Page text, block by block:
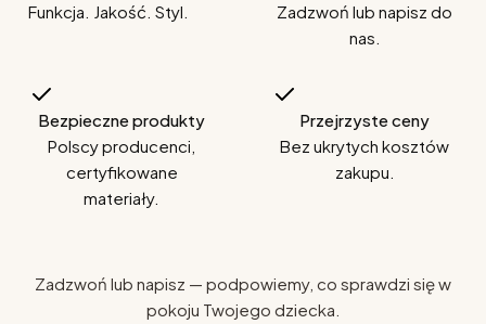
Funkcja. Jakość. Styl.
Zadzwoń lub napisz do
nas.
Bezpieczne produkty
Polscy producenci,
certyfikowane
materiały.
Przejrzyste ceny
Bez ukrytych kosztów
zakupu.
Zadzwoń lub napisz — podpowiemy, co sprawdzi się w
pokoju Twojego dziecka.